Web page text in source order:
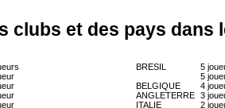
clubs et des pays dans
BRESIL
5
5
BELGIQUE
4
ANGLETERRE 3
ITALIE
2